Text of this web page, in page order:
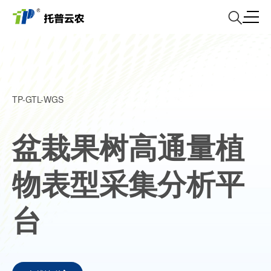
TP-GTL-WGS
盆栽果树高通量植
物表型采集分析平
台